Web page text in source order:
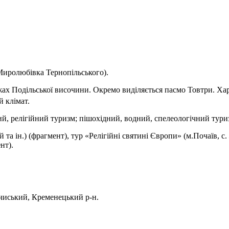
Тернопільського).
Подільської височини. Окремо виділяється пасмо Товтри.
клімат.
релігійний туризм; пішохідний, водний, спелеологічний
ін.) (фрагмент), тур «Релігійні святині Європи» (м.Почаїв,
Кременецький р-н.